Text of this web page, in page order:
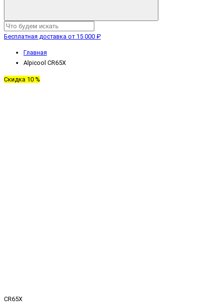
Бесплатная доставка от 15 000 ₽
Главная
Alpicool CR65X
Скидка 10 %
CR65X